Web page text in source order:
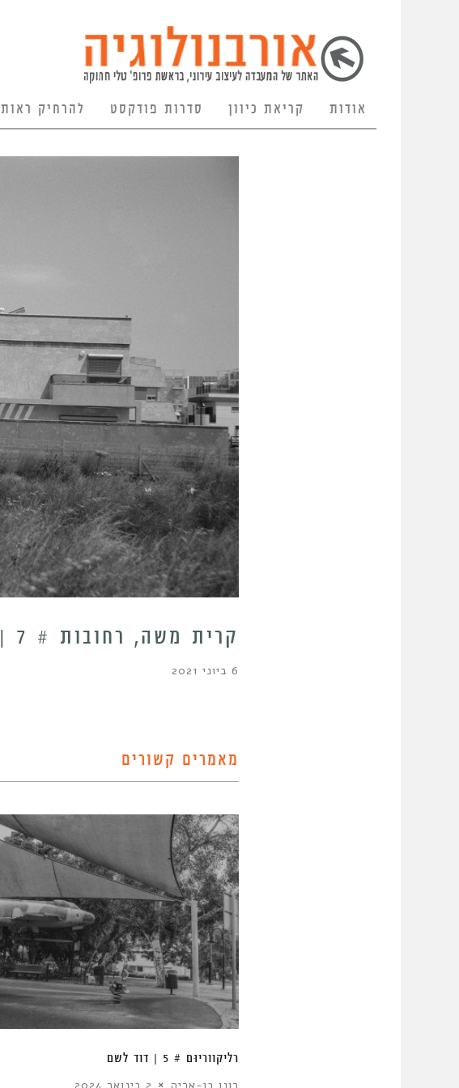
אודות קריאת כיוון סדרות פודקסט להרחיק ראות
קרית משה, רחובות # 7 | גדעון אגז’ה
6 ביוני 2021
מאמרים קשורים
רֵליקוַוריוּם # 5 | דוד לשם